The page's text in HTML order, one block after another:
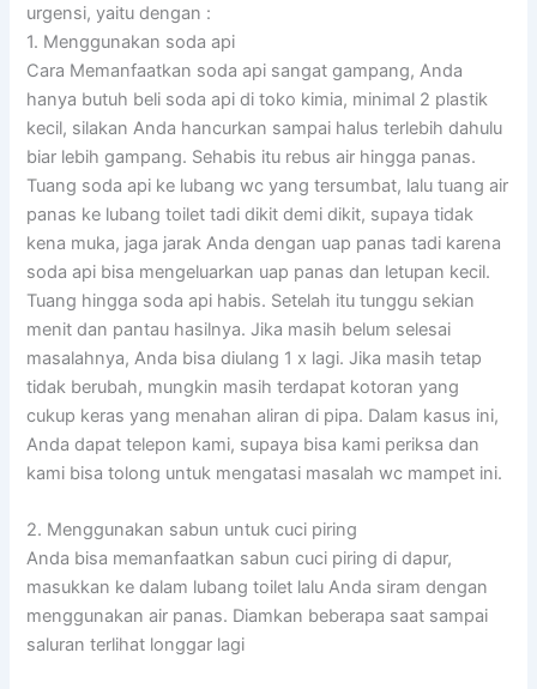
urgensi, yaitu dengan :
1. Menggunakan soda api
Cara Memanfaatkan soda api sangat gampang, Anda
hanya butuh beli soda api di toko kimia, minimal 2 plastik
kecil, silakan Anda hancurkan sampai halus terlebih dahulu
biar lebih gampang. Sehabis itu rebus air hingga panas.
Tuang soda api ke lubang wc yang tersumbat, lalu tuang air
panas ke lubang toilet tadi dikit demi dikit, supaya tidak
kena muka, jaga jarak Anda dengan uap panas tadi karena
soda api bisa mengeluarkan uap panas dan letupan kecil.
Tuang hingga soda api habis. Setelah itu tunggu sekian
menit dan pantau hasilnya. Jika masih belum selesai
masalahnya, Anda bisa diulang 1 x lagi. Jika masih tetap
tidak berubah, mungkin masih terdapat kotoran yang
cukup keras yang menahan aliran di pipa. Dalam kasus ini,
Anda dapat telepon kami, supaya bisa kami periksa dan
kami bisa tolong untuk mengatasi masalah wc mampet ini.
2. Menggunakan sabun untuk cuci piring
Anda bisa memanfaatkan sabun cuci piring di dapur,
masukkan ke dalam lubang toilet lalu Anda siram dengan
menggunakan air panas. Diamkan beberapa saat sampai
saluran terlihat longgar lagi